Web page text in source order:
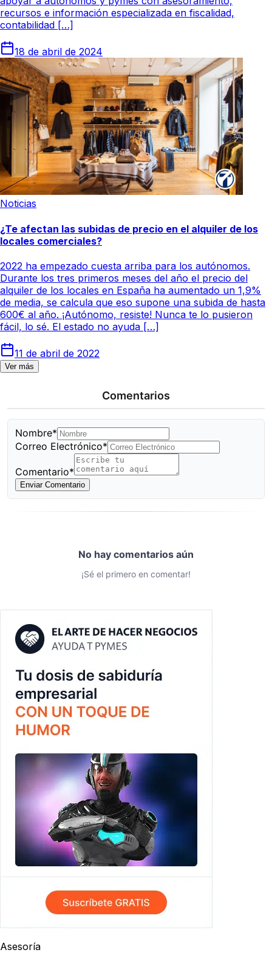
recursos e información especializada en fiscalidad,
contabilidad […]
18 de abril de 2024
Noticias
¿Te afectan las subidas de precio en el alquiler de los
locales comerciales?
2022 ha empezado cuesta arriba para los autónomos.
Durante los tres primeros meses del año el precio del
alquiler de los locales en España ha aumentado un 1,9%
de media, se calcula que eso supone una subida de hasta
600€ al año. ¡Autónomo, resiste! Nunca te lo pusieron
fácil, lo sé. El estado no ayuda […]
11 de abril de 2022
Ver más
Comentarios
Nombre*
Correo Electrónico*
Comentario*
Enviar Comentario
No hay comentarios aún
¡Sé el primero en comentar!
Asesoría